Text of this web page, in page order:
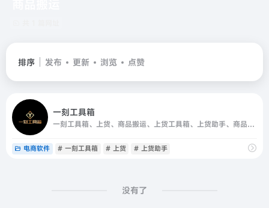
排序 发布 更新 浏览 点赞
一刻工具箱
一刻工具箱、上货、商品搬运、上货工具箱、上货助手、商品复制、商品发布；为众多电商客户提供专业高效可靠的上货工具
电商软件 # 一刻工具箱 # 上货 # 上货助手
没有了